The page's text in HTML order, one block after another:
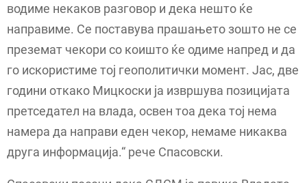
водиме некаков разговор и дека нешто ќе
направиме. Се поставува прашањето зошто не се
преземат чекори со коишто ќе одиме напред и да
го искористиме тој геополитички момент. Јас, две
години откако Мицкоски ја извршува позицијата
претседател на влада, освен тоа дека тој нема
намера да направи еден чекор, немаме никаква
друга информација.“ рече Спасовски.